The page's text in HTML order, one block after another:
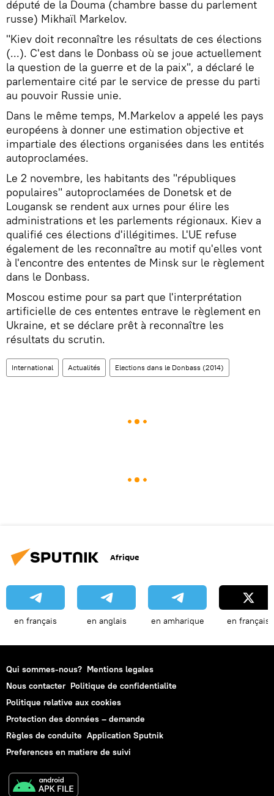
député de la Douma (chambre basse du parlement
russe) Mikhaïl Markelov.
"Kiev doit reconnaître les résultats de ces élections
(...). C'est dans le Donbass où se joue actuellement
la question de la guerre et de la paix", a déclaré le
parlementaire cité par le service de presse du parti
au pouvoir Russie unie.
Dans le même temps, M.Markelov a appelé les pays
européens à donner une estimation objective et
impartiale des élections organisées dans les entités
autoproclamées.
Le 2 novembre, les habitants des "républiques
populaires" autoproclamées de Donetsk et de
Lougansk se rendent aux urnes pour élire les
administrations et les parlements régionaux. Kiev a
qualifié ces élections d'illégitimes. L'UE refuse
également de les reconnaître au motif qu'elles vont
à l'encontre des ententes de Minsk sur le règlement
dans le Donbass.
Moscou estime pour sa part que l'interprétation
artificielle de ces ententes entrave le règlement en
Ukraine, et se déclare prêt à reconnaître les
résultats du scrutin.
International Actualités Elections dans le Donbass (2014)
Afrique
en français en anglais en amharique en français
Qui sommes-nous? Mentions legales
Nous contacter Politique de confidentialite
Politique relative aux cookies
Protection des données – demande
Règles de conduite Application Sputnik
Preferences en matiere de suivi